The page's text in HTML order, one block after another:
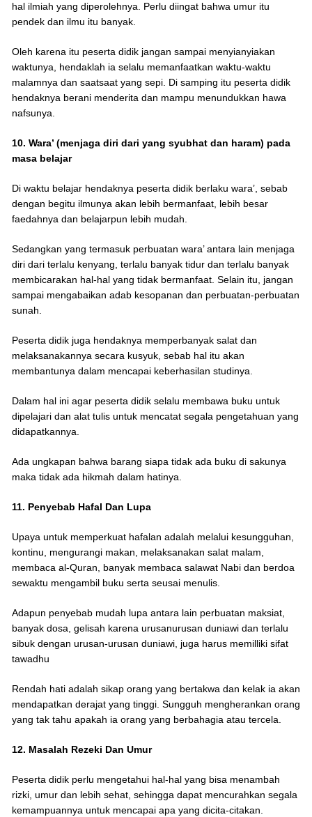
hal ilmiah yang diperolehnya. Perlu diingat bahwa umur itu
pendek dan ilmu itu banyak.
Oleh karena itu peserta didik jangan sampai menyianyiakan
waktunya, hendaklah ia selalu memanfaatkan waktu-waktu
malamnya dan saatsaat yang sepi. Di samping itu peserta didik
hendaknya berani menderita dan mampu menundukkan hawa
nafsunya.
10. Wara’ (menjaga diri dari yang syubhat dan haram) pada
masa belajar
Di waktu belajar hendaknya peserta didik berlaku wara’, sebab
dengan begitu ilmunya akan lebih bermanfaat, lebih besar
faedahnya dan belajarpun lebih mudah.
Sedangkan yang termasuk perbuatan wara’ antara lain menjaga
diri dari terlalu kenyang, terlalu banyak tidur dan terlalu banyak
membicarakan hal-hal yang tidak bermanfaat. Selain itu, jangan
sampai mengabaikan adab kesopanan dan perbuatan-perbuatan
sunah.
Peserta didik juga hendaknya memperbanyak salat dan
melaksanakannya secara kusyuk, sebab hal itu akan
membantunya dalam mencapai keberhasilan studinya.
Dalam hal ini agar peserta didik selalu membawa buku untuk
dipelajari dan alat tulis untuk mencatat segala pengetahuan yang
didapatkannya.
Ada ungkapan bahwa barang siapa tidak ada buku di sakunya
maka tidak ada hikmah dalam hatinya.
11. Penyebab Hafal Dan Lupa
Upaya untuk memperkuat hafalan adalah melalui kesungguhan,
kontinu, mengurangi makan, melaksanakan salat malam,
membaca al-Quran, banyak membaca salawat Nabi dan berdoa
sewaktu mengambil buku serta seusai menulis.
Adapun penyebab mudah lupa antara lain perbuatan maksiat,
banyak dosa, gelisah karena urusanurusan duniawi dan terlalu
sibuk dengan urusan-urusan duniawi, juga harus memilliki sifat
tawadhu
Rendah hati adalah sikap orang yang bertakwa dan kelak ia akan
mendapatkan derajat yang tinggi. Sungguh mengherankan orang
yang tak tahu apakah ia orang yang berbahagia atau tercela.
12. Masalah Rezeki Dan Umur
Peserta didik perlu mengetahui hal-hal yang bisa menambah
rizki, umur dan lebih sehat, sehingga dapat mencurahkan segala
kemampuannya untuk mencapai apa yang dicita-citakan.